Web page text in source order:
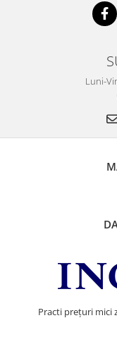
Luni-
Practi prețuri mici